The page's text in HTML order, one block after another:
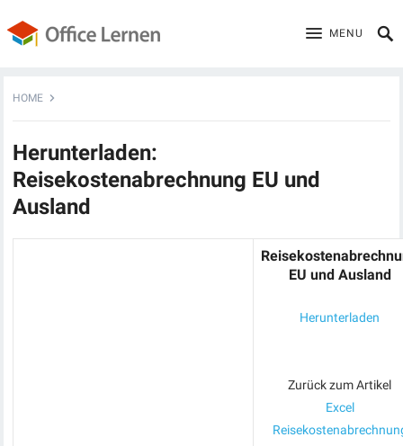
MENU
HOME
Herunterladen:
Reisekostenabrechnung EU und
Ausland
EU und Ausland
Herunterladen
Zurück zum Artikel
Excel